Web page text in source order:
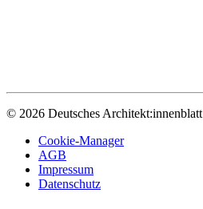
© 2026 Deutsches Architekt:innenblatt
Cookie-Manager
AGB
Impressum
Datenschutz